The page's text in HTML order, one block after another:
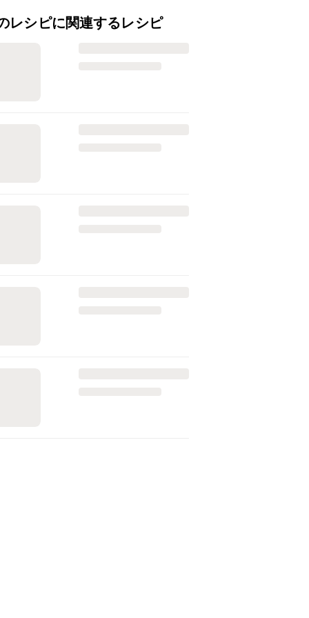
レシピに関連するレシピ